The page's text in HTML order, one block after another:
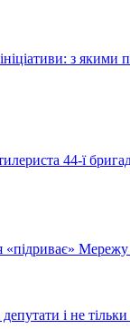
з
44-ї
«підриває»
і не тільки